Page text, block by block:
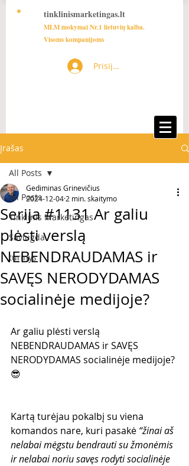
tinklinismarketingas.lt
MLM mokymai Nr.1 lietuvių kalba.
Visoms kompanijoms
Prisijungti
Įrašas
All Posts
Tinklinis Marketingas
Saviugda
turinys
All Posts
Serija #1131 Ar galiu
plėsti verslą
NEBENDRAUDAMAS ir
SAVĘS NERODYDAMAS
socialinėje medijoje?
Gediminas Grinevičius
2024-12-04 2 min. skaitymo
Ar galiu plėsti verslą
NEBENDRAUDAMAS ir SAVĘS
NERODYDAMAS socialinėje medijoje?
😎
Kartą turėjau pokalbį su viena
komandos nare, kuri pasakė “žinai aš
nelabai mėgstu bendrauti su žmonėmis
ir nelabai noriu savęs rodyti socialinėje